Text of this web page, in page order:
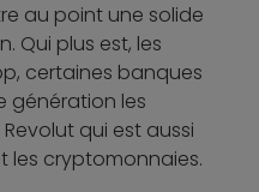
au point une solide
Qui plus est, les
certaines banques
génération les
qui est aussi
les cryptomonnaies.